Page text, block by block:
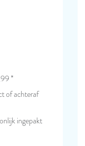
*
of achteraf
ingepakt